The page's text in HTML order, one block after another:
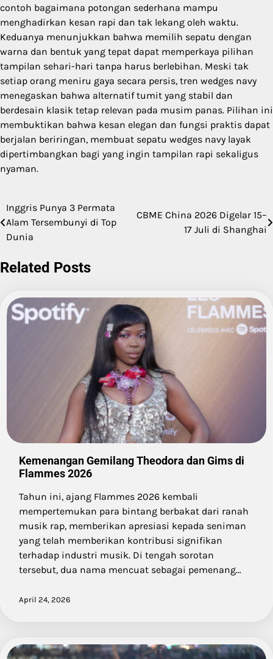
contoh bagaimana potongan sederhana mampu
menghadirkan kesan rapi dan tak lekang oleh waktu.
Keduanya menunjukkan bahwa memilih sepatu dengan
warna dan bentuk yang tepat dapat memperkaya pilihan
tampilan sehari-hari tanpa harus berlebihan. Meski tak
setiap orang meniru gaya secara persis, tren wedges navy
menegaskan bahwa alternatif tumit yang stabil dan
berdesain klasik tetap relevan pada musim panas. Pilihan ini
membuktikan bahwa kesan elegan dan fungsi praktis dapat
berjalan beriringan, membuat sepatu wedges navy layak
dipertimbangkan bagi yang ingin tampilan rapi sekaligus
nyaman.
Post
navigation
Inggris Punya 3 Permata
Alam Tersembunyi di Top
Dunia
CBME China 2026 Digelar 15–
17 Juli di Shanghai
Related Posts
Kemenangan Gemilang Theodora dan Gims di
Flammes 2026
Tahun ini, ajang Flammes 2026 kembali
mempertemukan para bintang berbakat dari ranah
musik rap, memberikan apresiasi kepada seniman
yang telah memberikan kontribusi signifikan
terhadap industri musik. Di tengah sorotan
tersebut, dua nama mencuat sebagai pemenang…
April 24, 2026